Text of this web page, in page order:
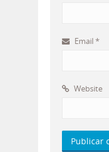
Email *
Website